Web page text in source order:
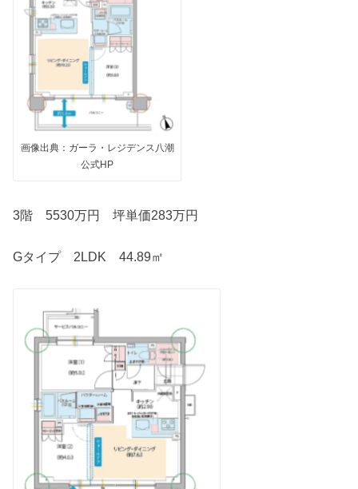
画像出典：ガーラ・レジデンス八潮
公式HP
3階 5530万円 坪単価283万円
Gタイプ 2LDK 44.89㎡